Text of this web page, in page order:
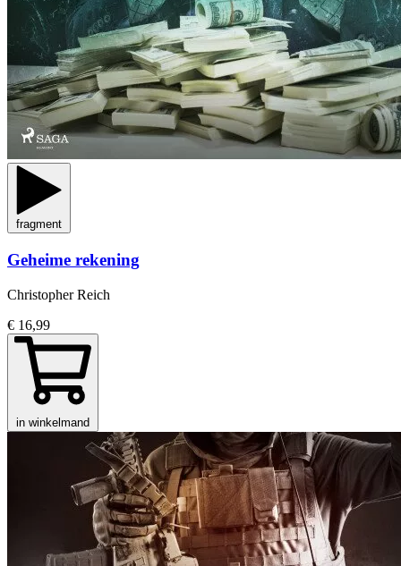
fragment
Geheime rekening
Christopher Reich
€ 16,99
in winkelmand